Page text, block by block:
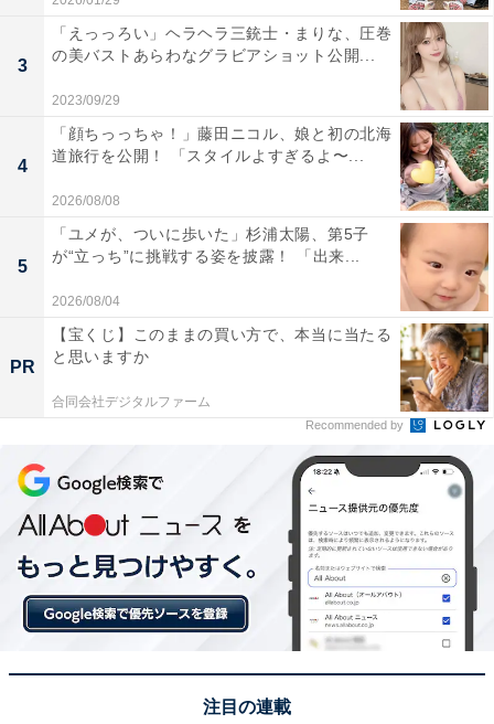
3
「えっっろい」ヘラヘラ三銃士・まりな、圧巻
の美バストあらわなグラビアショット公開...
2023/09/29
4
「顔ちっっちゃ！」藤田ニコル、娘と初の北海
道旅行を公開！ 「スタイルよすぎるよ〜...
2026/08/08
5
「ユメが、ついに歩いた」杉浦太陽、第5子
が“立っち”に挑戦する姿を披露！ 「出来...
2026/08/04
PR
【宝くじ】このままの買い方で、本当に当たる
と思いますか
合同会社デジタルファーム
Recommended by
注目の連載